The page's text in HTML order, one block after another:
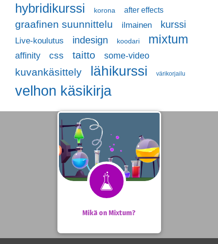
hybridikurssi korona after effects
graafinen suunnittelu ilmainen kurssi
Live-koulutus indesign koodari mixtum
affinity css taitto some-video
kuvankäsittely lähikurssi värikorjailu
velhon käsikirja
Mikä on Mixtum?